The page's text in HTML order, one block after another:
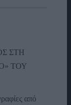
ΣΤΗ
ΤΟΥ
από